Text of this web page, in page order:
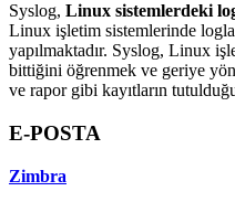
Syslog, Linux sistemlerdeki
Linux işletim sistemlerinde
yapılmaktadır. Syslog, Linux
bittiğini öğrenmek ve geriye
ve rapor gibi kayıtların
E-POSTA
Zimbra